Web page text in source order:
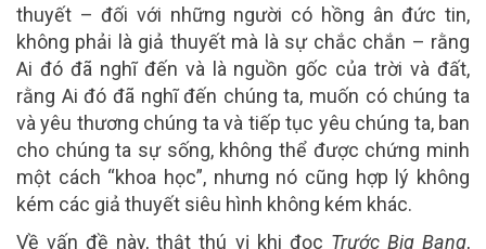
thuyết – đối với những người có hồng ân đức tin,
không phải là giả thuyết mà là sự chắc chắn – rằng
Ai đó đã nghĩ đến và là nguồn gốc của trời và đất,
rằng Ai đó đã nghĩ đến chúng ta, muốn có chúng ta
và yêu thương chúng ta và tiếp tục yêu chúng ta, ban
cho chúng ta sự sống, không thể được chứng minh
một cách “khoa học”, nhưng nó cũng hợp lý không
kém các giả thuyết siêu hình không kém khác.
Về vấn đề này, thật thú vị khi đọc Trước Big Bang,